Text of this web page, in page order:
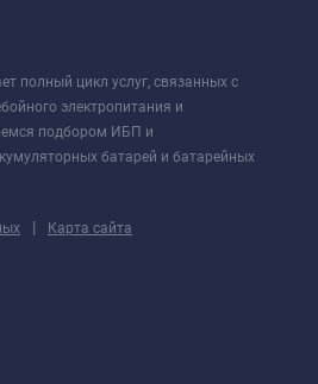
полный цикл услуг, связанных с
электропитания и
подбором ИБП и
батарей и батарейных
| Карта сайта